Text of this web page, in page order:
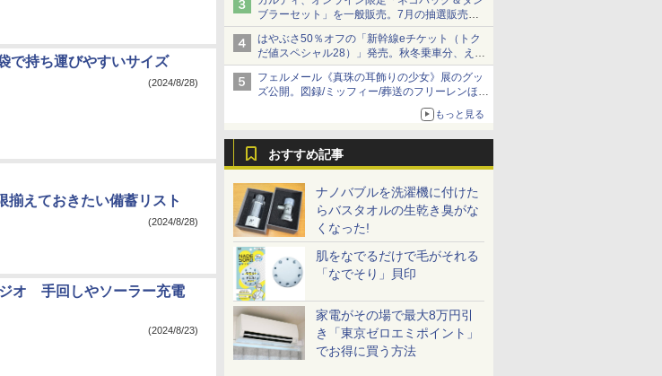
ブラーセット」を一般販売。7月の抽選販売の
当選無効分
はやぶさ50％オフの「新幹線eチケット（トク
だ値スペシャル28）」発売。秋冬乗車分、えき
ねっと限定
フェルメール《真珠の耳飾りの少女》展のグッ
ズ公開。図録/ミッフィー/葬送のフリーレンほ
もっと見る
おすすめ記事
ナノバブルを洗濯機に付けた
らバスタオルの生乾き臭がな
くなった!
肌をなでるだけで毛がそれる
「なでそり」貝印
家電がその場で最大8万円引
き「東京ゼロエミポイント」
でお得に買う方法
で持ち運びやすいサイズ
(2024/8/28)
揃えておきたい備蓄リスト
(2024/8/28)
オ 手回しやソーラー充電
(2024/8/23)